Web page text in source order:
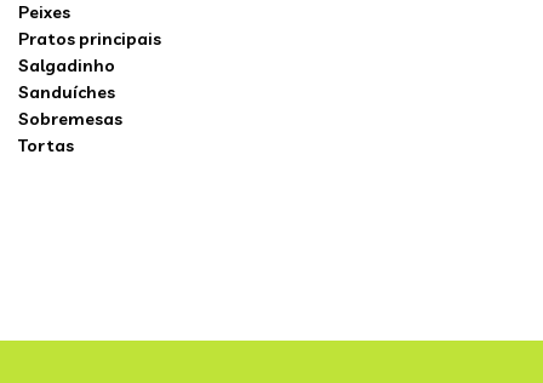
Peixes
Pratos principais
Salgadinho
Sanduíches
Sobremesas
Tortas